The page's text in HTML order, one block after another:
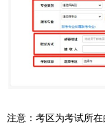
注意：考区为考试所